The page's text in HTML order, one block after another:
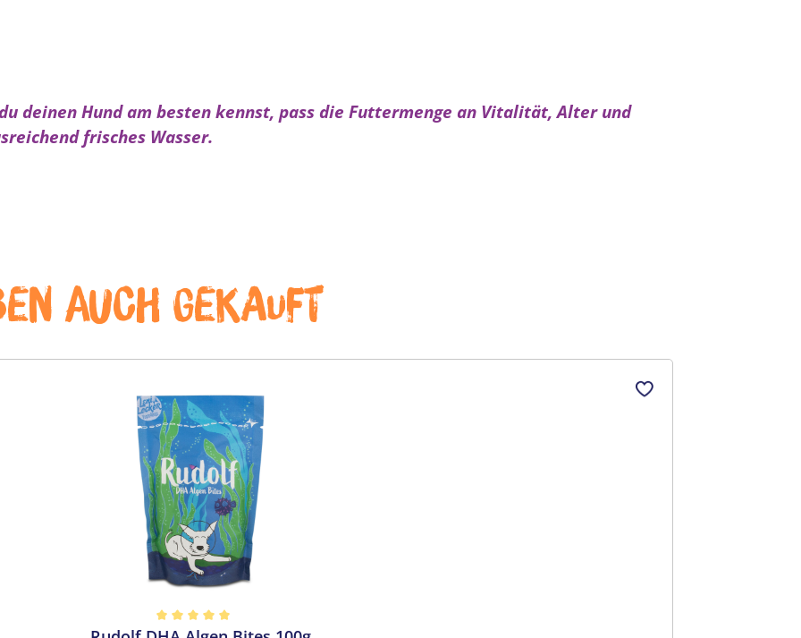
deinen Hund am besten kennst, pass die Futtermenge an Vitalität, Alter und
frisches Wasser.
auch gekauft